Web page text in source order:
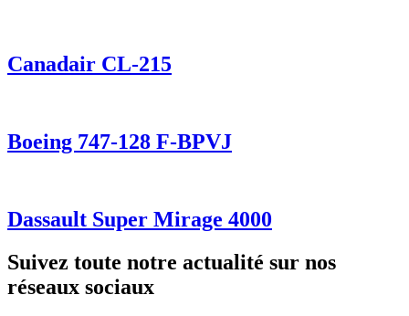
Canadair CL-215
Boeing 747-128 F-BPVJ
Dassault Super Mirage 4000
Suivez toute notre actualité sur nos
réseaux sociaux